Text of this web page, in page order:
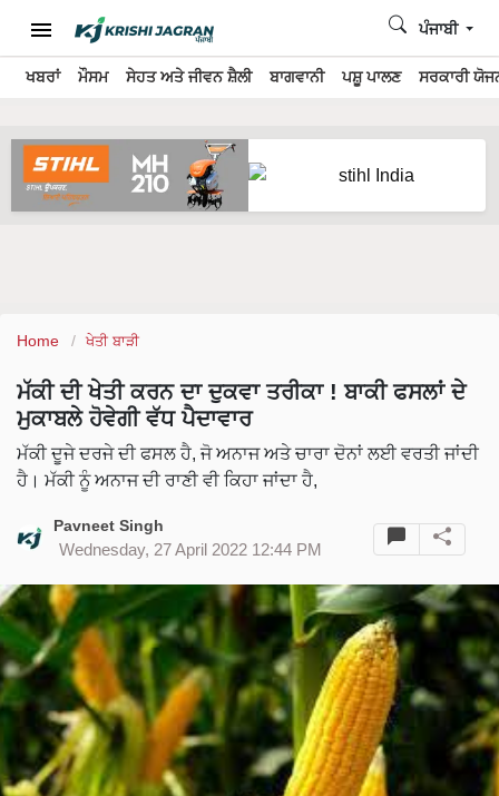
ਖਬਰਾਂ ਮੌਸਮ ਸੇਹਤ ਅਤੇ ਜੀਵਨ ਸ਼ੈਲੀ ਬਾਗਵਾਨੀ ਪਸ਼ੂ ਪਾਲਣ ਸਰਕਾਰੀ
ਪੰਜਾਬੀ
Home ਖੇਤੀ ਬਾੜੀ
ਮੱਕੀ ਦੀ ਖੇਤੀ ਕਰਨ ਦਾ ਦੁਕਵਾ ਤਰੀਕਾ ! ਬਾਕੀ ਫਸਲਾਂ ਦੇ
ਮੁਕਾਬਲੇ ਹੋਵੇਗੀ ਵੱਧ ਪੈਦਾਵਾਰ
ਮੱਕੀ ਦੂਜੇ ਦਰਜੇ ਦੀ ਫਸਲ ਹੈ, ਜੋ ਅਨਾਜ ਅਤੇ ਚਾਰਾ ਦੋਨਾਂ ਲਈ ਵਰਤੀ ਜਾਂਦੀ
ਹੈ। ਮੱਕੀ ਨੂੰ ਅਨਾਜ ਦੀ ਰਾਣੀ ਵੀ ਕਿਹਾ ਜਾਂਦਾ ਹੈ,
Pavneet Singh
Wednesday, 27 April 2022 12:44 PM